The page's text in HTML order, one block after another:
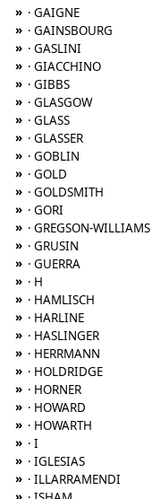
» · GAIGNE
» · GAINSBOURG
» · GASLINI
» · GIACCHINO
» · GIBBS
» · GLASGOW
» · GLASS
» · GLASSER
» · GOBLIN
» · GOLD
» · GOLDSMITH
» · GORI
» · GREGSON-WILLIAMS
» · GRUSIN
» · GUERRA
» · H
» · HAMLISCH
» · HARLINE
» · HASLINGER
» · HERRMANN
» · HOLDRIDGE
» · HORNER
» · HOWARD
» · HOWARTH
» · I
» · IGLESIAS
» · ILLARRAMENDI